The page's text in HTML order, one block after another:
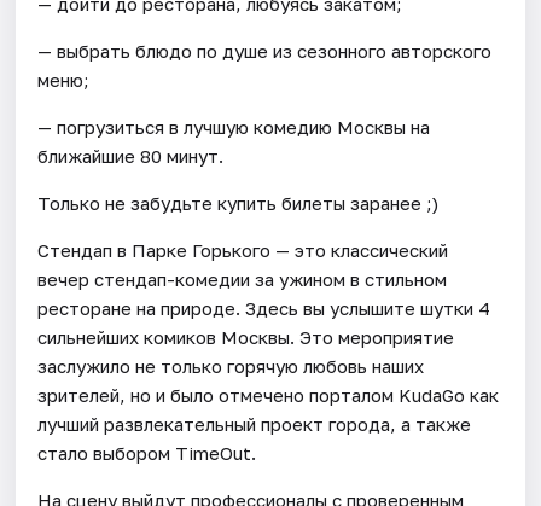
— выбрать блюдо по душе из сезонного авторского
меню;
— погрузиться в лучшую комедию Москвы на
ближайшие 80 минут.
Только не забудьте купить билеты заранее ;)
Стендап в Парке Горького — это классический
вечер стендап-комедии за ужином в стильном
ресторане на природе. Здесь вы услышите шутки 4
сильнейших комиков Москвы. Это мероприятие
заслужило не только горячую любовь наших
зрителей, но и было отмечено порталом KudaGo как
лучший развлекательный проект города, а также
стало выбором TimeOut.
На сцену выйдут профессионалы с проверенным